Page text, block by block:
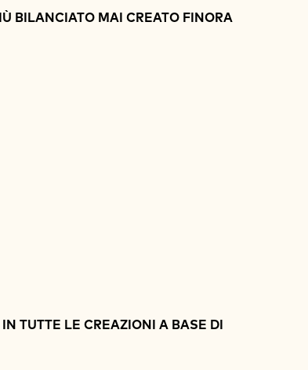
BILANCIATO MAI CREATO FINORA
TUTTE LE CREAZIONI A BASE DI